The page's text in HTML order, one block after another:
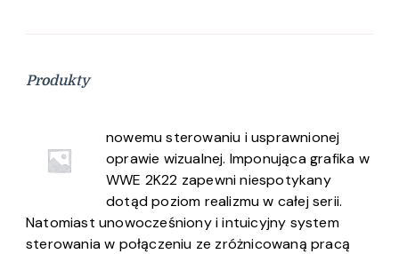
Produkty
nowemu sterowaniu i usprawnionej
oprawie wizualnej. Imponująca grafika w
WWE 2K22 zapewni niespotykany
dotąd poziom realizmu w całej serii.
Natomiast unowocześniony i intuicyjny system
sterowania w połączeniu ze zróżnicowaną pracą